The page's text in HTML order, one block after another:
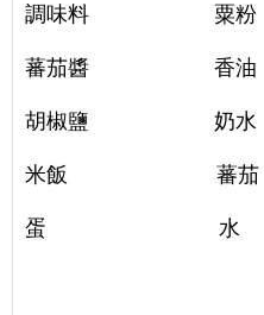
調味料 粟粉
蕃茄醬 香油
胡椒鹽 奶水
米飯 蕃茄
蛋 水